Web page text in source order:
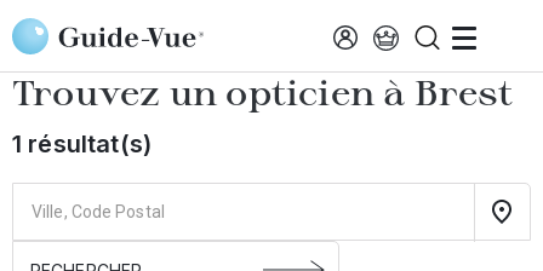
Aller au contenu principal
Accueil Choisir mon opticien
Trouvez un opticien à Brest
1 résultat(s)